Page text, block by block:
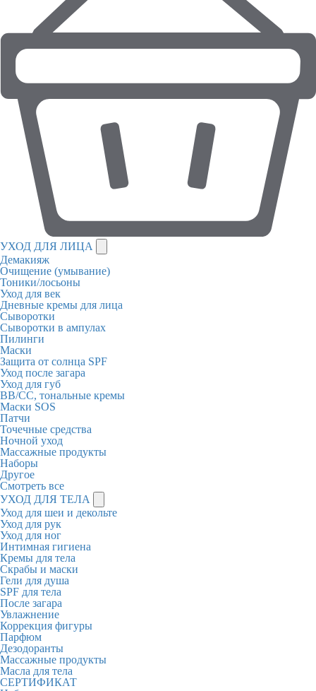
УХОД ДЛЯ ЛИЦА
Демакияж
Очищение (умывание)
Тоники/лосьоны
Уход для век
Дневные кремы для лица
Сыворотки
Сыворотки в ампулах
Пилинги
Маски
Защита от солнца SPF
Уход после загара
Уход для губ
BB/CC, тональные кремы
Маски SOS
Патчи
Точечные средства
Ночной уход
Массажные продукты
Наборы
Другое
Смотреть все
УХОД ДЛЯ ТЕЛА
Уход для шеи и декольте
Уход для рук
Уход для ног
Интимная гигиена
Кремы для тела
Скрабы и маски
Гели для душа
SPF для тела
После загара
Увлажнение
Коррекция фигуры
Парфюм
Дезодоранты
Массажные продукты
Масла для тела
СЕРТИФИКАТ